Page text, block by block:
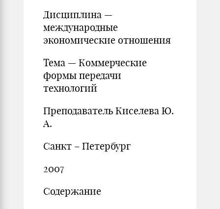
Дисциплина —
международные
экономические отношения
Тема — Коммерческие
формы передачи
технологий
Преподаватель Киселева Ю.
А.
Санкт – Петербург
2007
Содержание